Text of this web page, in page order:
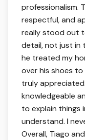
professionalism.
respectful, and
really stood out
detail, not just in
he treated my
over his shoes to
truly
knowledgeable
to explain things
understand. I
Overall, Tiago